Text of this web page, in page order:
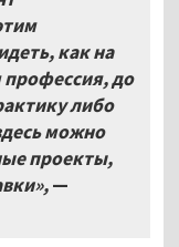
как на
профессия, до
либо
можно
проекты,
—